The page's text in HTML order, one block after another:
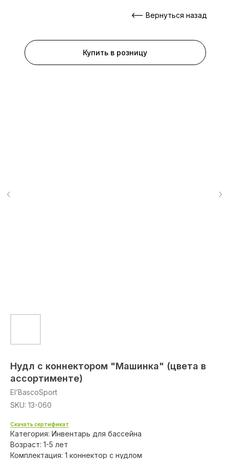
Купить в розницу
Вернуться назад
Нудл с коннектором "Машинка" (цвета в
ассортименте)
El’BascoSport
SKU: 13-060
Скачать сертификат
Категория: Инвентарь для бассейна
Возраст: 1-5 лет
Комплектация: 1 коннектор с нудлом